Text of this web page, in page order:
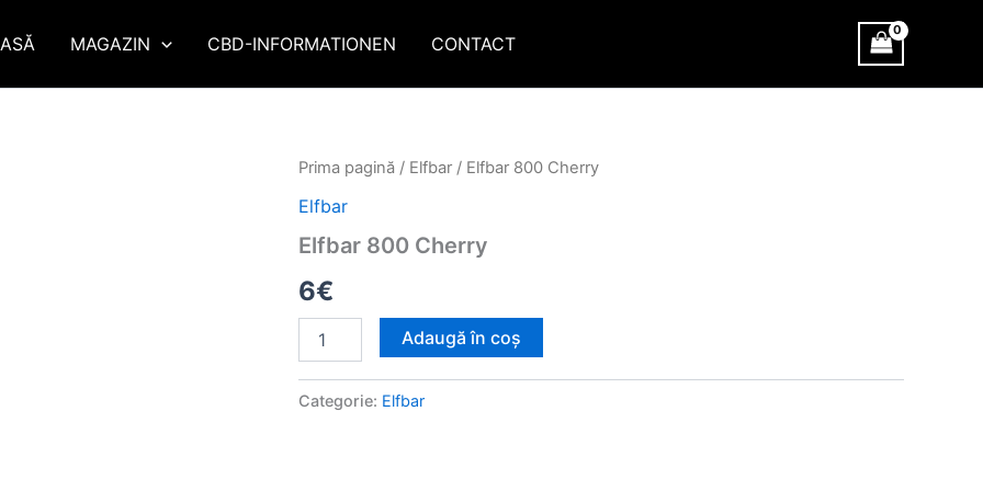
MAGAZIN CBD-INFORMATIONEN CONTACT
Prima pagină / Elfbar / Elfbar 800 Cherry
Elfbar
Elfbar 800 Cherry
6€
Cantitate
800
Adaugă în coș
Categorie: Elfbar